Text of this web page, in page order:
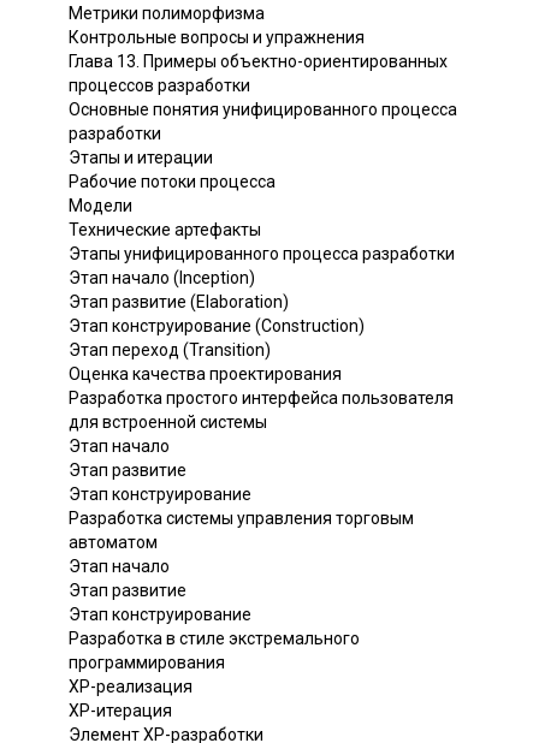
Метрики полиморфизма
Контрольные вопросы и упражнения
Глава 13. Примеры объектно-ориентированных
процессов разработки
Основные понятия унифицированного процесса
разработки
Этапы и итерации
Рабочие потоки процесса
Модели
Технические артефакты
Этапы унифицированного процесса разработки
Этап начало (Inception)
Этап развитие (Elaboration)
Этап конструирование (Construction)
Этап переход (Transition)
Оценка качества проектирования
Разработка простого интерфейса пользователя
для встроенной системы
Этап начало
Этап развитие
Этап конструирование
Разработка системы управления торговым
автоматом
Этап начало
Этап развитие
Этап конструирование
Разработка в стиле экстремального
программирования
ХР-реализация
ХР-итерация
Элемент ХР-разработки